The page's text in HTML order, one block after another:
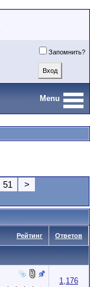
Запомнить?
Menu
51
>
Рейтинг Ответов
1,176